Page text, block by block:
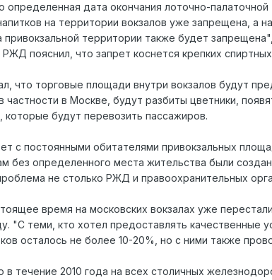
определенная дата окончания лоточно-
на территории вокзалов уже запрещена, а
привокзальной территории также будет
пояснил, что запрет коснется крепких
что торговые площади внутри вокзалов будут
в Москве, будут разбиты цветники,
которые будут перевозить пассажиров.
с постоянными обитателями привокзальных
без определенного места жительства были
не столько РЖД и правоохранительных
время на московских вокзалах уже
"С теми, кто хотел предоставлять качественные
осталось не более 10-20%, но с ними также
течение 2010 года на всех столичных